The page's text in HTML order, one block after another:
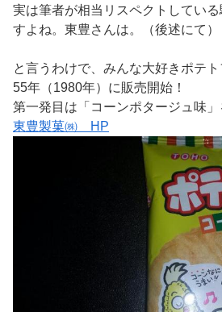
実は筆者が相当リスペクトしてい
すよね。東豊さんは。（後述にて）
と言うわけで、みんな大好きポテ
55年（1980年）に販売開始！
第一発目は「コーンポタージュ味」
東豊製菓㈱ HP